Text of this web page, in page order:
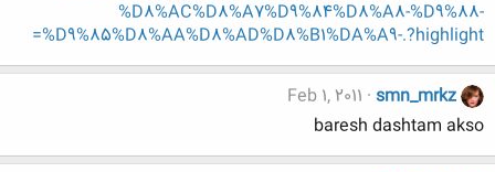
%D8%AC%D8%A7%D9%84%D8%A8-%D9%88-
%D9%85%D8%AA%D8%AD%D8%B1%DA%A9-.?highlight=
smn_mrkz
Feb 1, 2011
baresh dashtam akso